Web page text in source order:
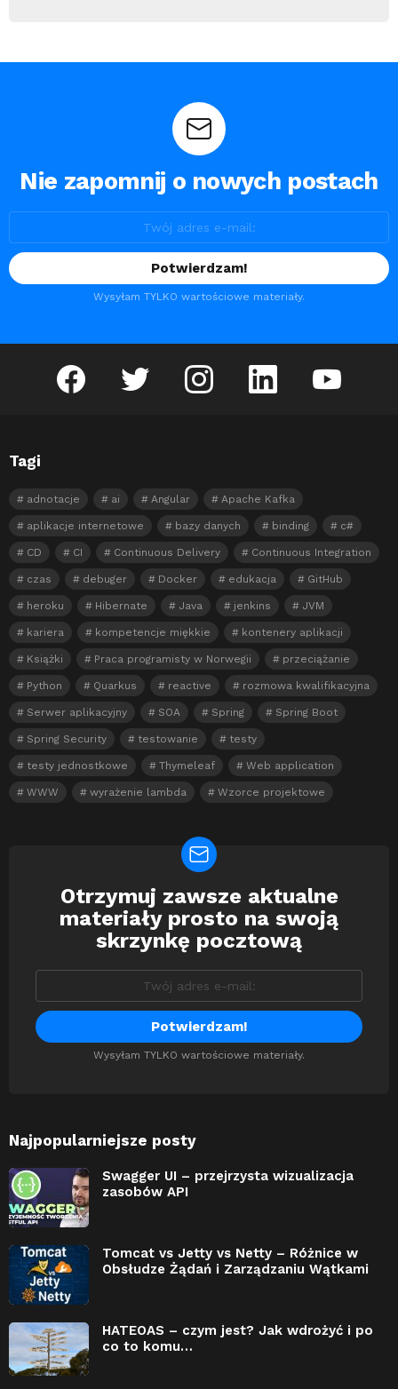
Nie zapomnij o nowych postach
Wysyłam TYLKO wartościowe materiały.
facebook twitter instagram linkedin youtube
Tagi
adnotacje ai Angular Apache Kafka
aplikacje internetowe bazy danych binding c#
CD CI Continuous Delivery Continuous Integration
czas debuger Docker edukacja GitHub
heroku Hibernate Java jenkins JVM
kariera kompetencje miękkie kontenery aplikacji
Książki Praca programisty w Norwegii przeciążanie
Python Quarkus reactive rozmowa kwalifikacyjna
Serwer aplikacyjny SOA Spring Spring Boot
Spring Security testowanie testy
testy jednostkowe Thymeleaf Web application
WWW wyrażenie lambda Wzorce projektowe
Newsletter
Otrzymuj zawsze aktualne
materiały prosto na swoją
skrzynkę pocztową
Wysyłam TYLKO wartościowe materiały.
Najpopularniejsze posty
Swagger UI – przejrzysta wizualizacja
zasobów API
Tomcat vs Jetty vs Netty – Różnice w
Obsłudze Żądań i Zarządzaniu Wątkami
HATEOAS – czym jest? Jak wdrożyć i po
co to komu…